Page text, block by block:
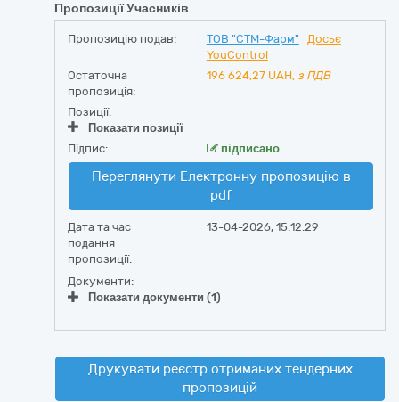
Пропозиції Учасників
Пропозицію подав: ТОВ "СТМ-Фарм"
Досьє
YouControl
Остаточна
пропозиція:
196 624,27 UAH, з ПДВ
Позиції:
Показати позиції
Підпис:
підписано
Переглянути Електронну пропозицію в
pdf
Дата та час
подання
пропозиції:
13-04-2026, 15:12:29
Документи:
Показати документи (1)
Друкувати реєстр отриманих тендерних
пропозицій